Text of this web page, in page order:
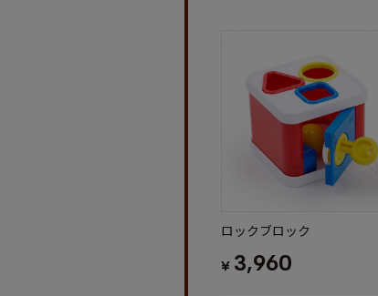
ロックブロック
¥ 3,960